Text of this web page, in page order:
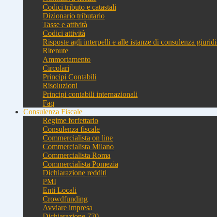
Codici tributo e catastali
Dizionario tributario
Tasse e attività
Codici attività
Risposte agli interpelli e alle istanze di consulenza
Ritenute
Ammortamento
Circolari
Principi Contabili
Risoluzioni
Principi contabili internazionali
Faq
Consulenza Fiscale
Regime forfettario
Consulenza fiscale
Commercialista on line
Commercialista Milano
Commercialista Roma
Commercialista Pomezia
Dichiarazione redditi
PMI
Enti Locali
Crowdfunding
Avviare impresa